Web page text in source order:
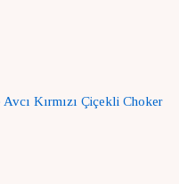
Avcı Kırmızı Çiçekli Choker